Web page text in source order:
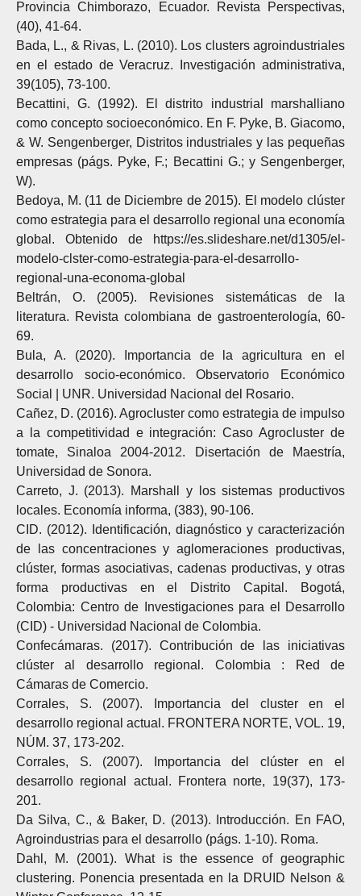
Provincia Chimborazo, Ecuador. Revista Perspectivas,
(40), 41-64.
Bada, L., & Rivas, L. (2010). Los clusters agroindustriales
en el estado de Veracruz. Investigación administrativa,
39(105), 73-100.
Becattini, G. (1992). El distrito industrial marshalliano
como concepto socioeconómico. En F. Pyke, B. Giacomo,
& W. Sengenberger, Distritos industriales y las pequeñas
empresas (págs. Pyke, F.; Becattini G.; y Sengenberger,
W).
Bedoya, M. (11 de Diciembre de 2015). El modelo clúster
como estrategia para el desarrollo regional una economía
global. Obtenido de https://es.slideshare.net/d1305/el-
modelo-clster-como-estrategia-para-el-desarrollo-
regional-una-economa-global
Beltrán, O. (2005). Revisiones sistemáticas de la
literatura. Revista colombiana de gastroenterología, 60-
69.
Bula, A. (2020). Importancia de la agricultura en el
desarrollo socio-económico. Observatorio Económico
Social | UNR. Universidad Nacional del Rosario.
Cañez, D. (2016). Agrocluster como estrategia de impulso
a la competitividad e integración: Caso Agrocluster de
tomate, Sinaloa 2004-2012. Disertación de Maestría,
Universidad de Sonora.
Carreto, J. (2013). Marshall y los sistemas productivos
locales. Economía informa, (383), 90-106.
CID. (2012). Identificación, diagnóstico y caracterización
de las concentraciones y aglomeraciones productivas,
clúster, formas asociativas, cadenas productivas, y otras
forma productivas en el Distrito Capital. Bogotá,
Colombia: Centro de Investigaciones para el Desarrollo
(CID) - Universidad Nacional de Colombia.
Confecámaras. (2017). Contribución de las iniciativas
clúster al desarrollo regional. Colombia : Red de
Cámaras de Comercio.
Corrales, S. (2007). Importancia del cluster en el
desarrollo regional actual. FRONTERA NORTE, VOL. 19,
NÚM. 37, 173-202.
Corrales, S. (2007). Importancia del clúster en el
desarrollo regional actual. Frontera norte, 19(37), 173-
201.
Da Silva, C., & Baker, D. (2013). Introducción. En FAO,
Agroindustrias para el desarrollo (págs. 1-10). Roma.
Dahl, M. (2001). What is the essence of geographic
clustering. Ponencia presentada en la DRUID Nelson &